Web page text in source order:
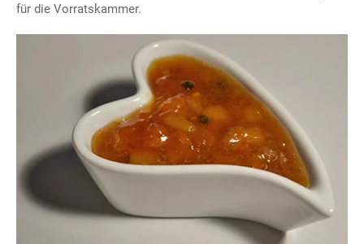
für die Vorratskammer.